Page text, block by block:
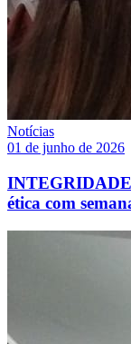
Notícias
01 de junho de 2026
INTEGRIDADE
ética com